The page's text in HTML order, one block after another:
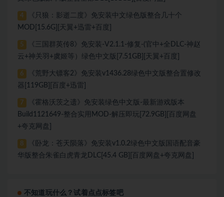
4
《只狼：影逝二度》免安装中文绿色版整合几十个
MOD[15.6G][天翼+迅雷+百度]
5
《三国群英传8》免安装-V2.1.1-修复-(官中+全DLC-神赵
云+神关羽+虞姬等）绿色中文版[7.51GB][天翼+百度]
6
《荒野大镖客2》免安装v1436.28绿色中文版整合置修改
器[119GB][百度+迅雷]
7
《霍格沃茨之遗》免安装绿色中文版-最新游戏版本
Build1121649-整合实用MOD-解压即玩[72.9GB][百度网盘
+夸克网盘]
8
《卧龙：苍天陨落》免安装v1.0.2绿色中文版国语配音豪
华版整合朱雀白虎青龙DLC[45.4 GB][百度网盘+夸克网盘]
不知道玩什么？试着点点标签吧